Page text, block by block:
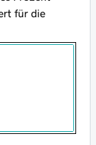
für die